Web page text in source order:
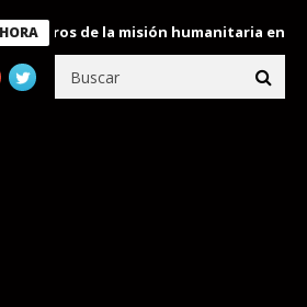
de la misión humanitaria enviada a